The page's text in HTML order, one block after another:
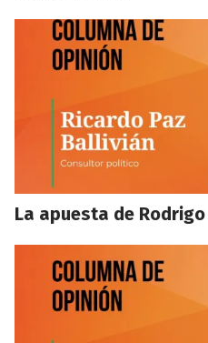
La apuesta de Rodrigo